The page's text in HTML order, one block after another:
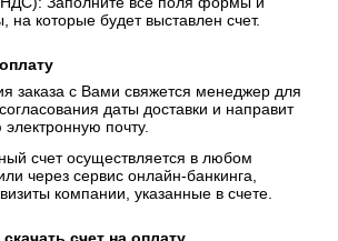
на которые будет выставлен счет.
заказа с Вами свяжется менеджер для
даты доставки и направит
почту.
счет осуществляется в любом
через сервис онлайн-банкинга,
компании, указанные в счете.